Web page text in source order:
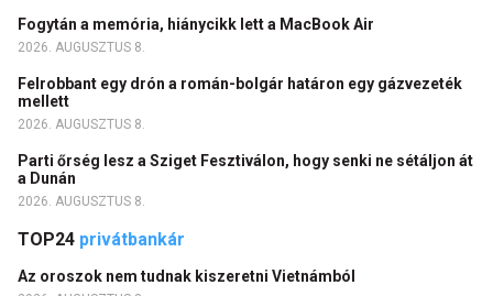
Fogytán a memória, hiánycikk lett a MacBook Air
2026. AUGUSZTUS 8.
Felrobbant egy drón a román-bolgár határon egy gázvezeték
mellett
2026. AUGUSZTUS 8.
Parti őrség lesz a Sziget Fesztiválon, hogy senki ne sétáljon át
a Dunán
2026. AUGUSZTUS 8.
TOP24 privátbankár
Az oroszok nem tudnak kiszeretni Vietnámból